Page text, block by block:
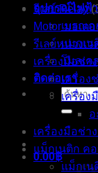
อุปกรณ์ไฟฟ้
เบรกเ
แมกเน
โมลเค
ติดต่อเรา
ค้นหา:
0.00฿
รีเลย์ Relay
Motor มอเต
รีเลย์หน่วงเว
เครื่องมือช่าง
เครื่อง
เครื่อง
อ
เครื่องมือช่า
แม็กเนติก ค
แม็กเน